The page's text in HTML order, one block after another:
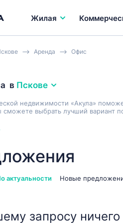
Жилая
Аренда Офис
в Пскове
недвижимости «Акула»
сможете выбрать лучший вариант
актуальности Новые
запросу